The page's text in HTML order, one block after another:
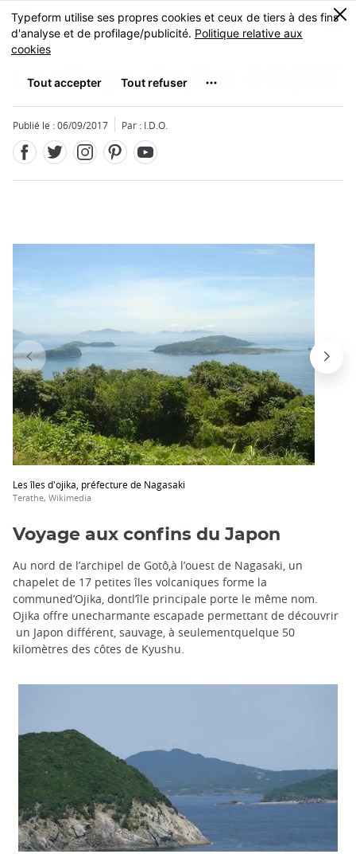
Skip
to
main
MENU
0
Le village d’Ojika
Publié le : 06/09/2017 Par : I.D.O.
Les îles d'ojika, préfecture de Nagasaki
Terathe, Wikimedia
Fermer
Voyage aux confins du Japon
Au nord de l’archipel de Gotô,à l’ouest de Nagasaki, un
chapelet de 17 petites îles volcaniques forme la
communed’Ojika, dontl’île principale porte le même nom.
Ojika offre unecharmante escapade permettant de découvrir
un Japon différent, sauvage, à seulementquelque 50
kilomètres des côtes de Kyushu.
Fermer